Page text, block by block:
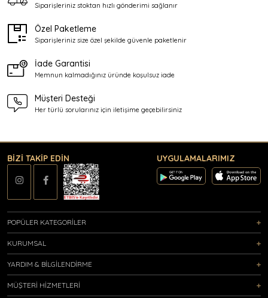
Siparişleriniz stoktan hızlı gönderimi sağlanır
Özel Paketleme
Siparişleriniz size özel şekilde güvenle paketlenir
İade Garantisi
Memnun kalmadığınız üründe koşulsuz iade
Müşteri Desteği
Her türlü sorularınız için iletişime geçebilirsiniz
BİZİ TAKİP EDİN UYGULAMALARIMIZ
POPÜLER KATEGORİLER
KURUMSAL
YARDIM & BİLGİLENDİRME
MÜŞTERİ HİZMETLERİ